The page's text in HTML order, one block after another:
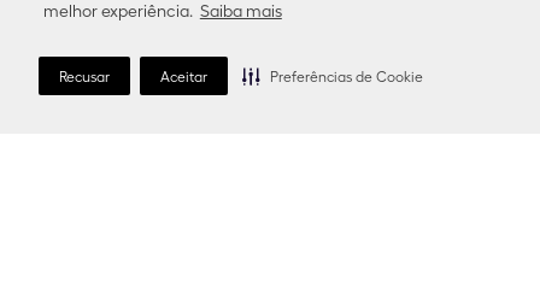
melhor experiência. Saiba mais
Recusar Aceitar Preferências de Cookie
Aproveite amostra grátis em todos os